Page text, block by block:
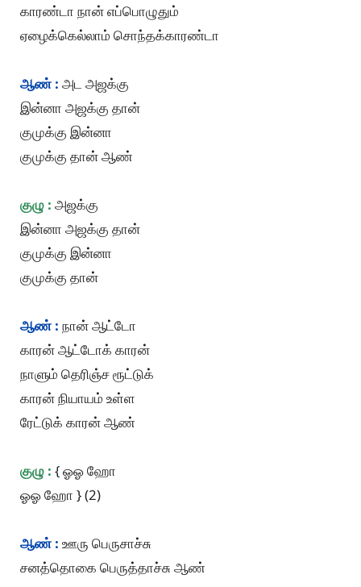
காரண்டா நான் எப்பொழுதும்
ஏழைக்கெல்லாம் சொந்தக்காரண்டா
ஆண் : அட அஜக்கு
இன்னா அஜக்கு தான்
குமுக்கு இன்னா
குமுக்கு தான் ஆண்
குழு : அஜக்கு
இன்னா அஜக்கு தான்
குமுக்கு இன்னா
குமுக்கு தான்
ஆண் : நான் ஆட்டோ
காரன் ஆட்டோக் காரன்
நாளும் தெரிஞ்ச ரூட்டுக்
காரன் நியாயம் உள்ள
ரேட்டுக் காரன் ஆண்
குழு : { ஓஓ ஹோ
ஓஓ ஹோ } (2)
ஆண் : ஊரு பெருசாச்சு
சனத்தொகை பெருத்தாச்சு ஆண்